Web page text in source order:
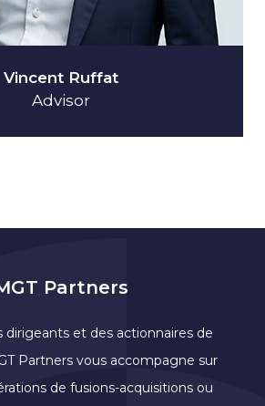
Vincent Ruffat
Advisor
Partners
dirigeants et des actionnaires de
Partners vous accompagne sur
de fusions-acquisitions ou